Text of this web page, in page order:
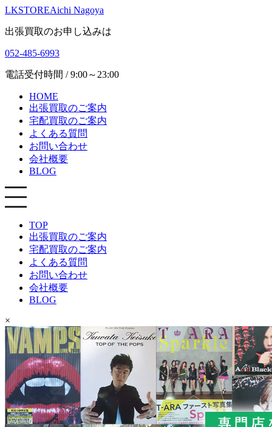
LKSTOREAichi Nagoya
出張買取のお申し込みは
052-485-6993
電話受付時間 / 9:00～23:00
HOME
出張買取のご案内
宅配買取のご案内
よくある質問
お問い合わせ
会社概要
BLOG
TOP
出張買取のご案内
宅配買取のご案内
よくある質問
お問い合わせ
会社概要
BLOG
×